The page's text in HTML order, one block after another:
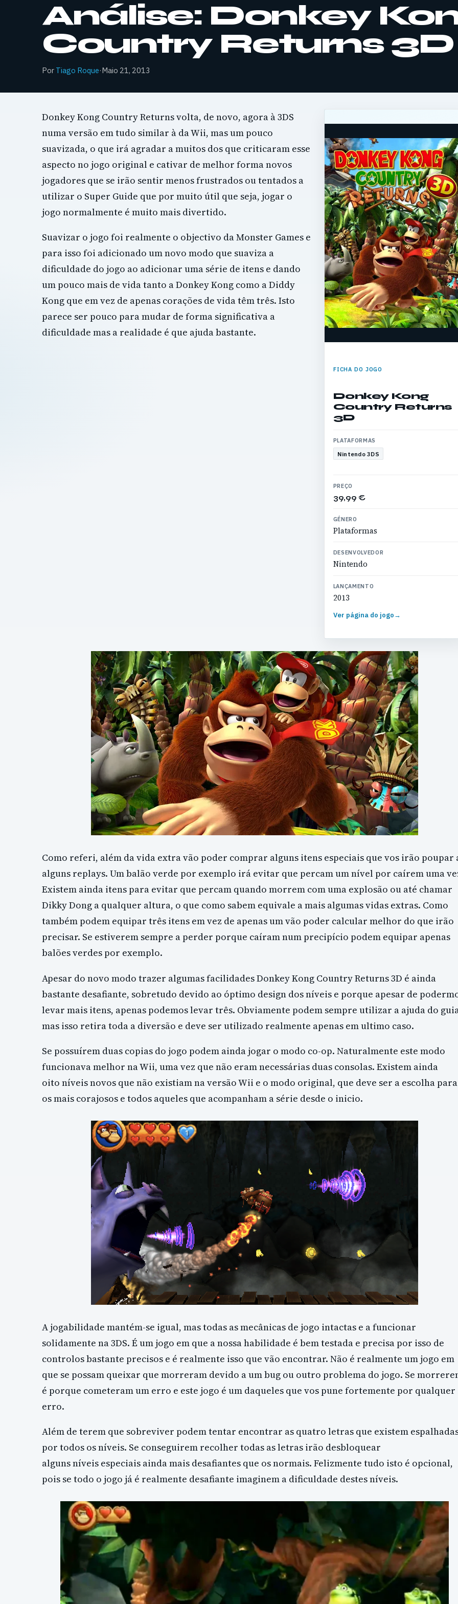
Análise: Donkey
Country Returns 3D
Por Tiago Roque·Maio 21, 2013
FICHA DO JOGO
Donkey Kong
Country Returns
3D
PLATAFORMAS
Nintendo 3DS
PREÇO
39,99 €
GÉNERO
Plataformas
DESENVOLVEDOR
Nintendo
LANÇAMENTO
2013
Ver página do jogo→
Donkey Kong Country Returns volta, de novo, agora à 3DS
numa versão em tudo similar à da Wii, mas um pouco
suavizada, o que irá agradar a muitos dos que criticaram esse
aspecto no jogo original e cativar de melhor forma novos
jogadores que se irão sentir menos frustrados ou tentados a
utilizar o Super Guide que por muito útil que seja, jogar o
jogo normalmente é muito mais divertido.
Suavizar o jogo foi realmente o objectivo da Monster Games e
para isso foi adicionado um novo modo que suaviza a
dificuldade do jogo ao adicionar uma série de itens e dando
um pouco mais de vida tanto a Donkey Kong como a Diddy
Kong que em vez de apenas corações de vida têm três. Isto
parece ser pouco para mudar de forma significativa a
dificuldade mas a realidade é que ajuda bastante.
Como referi, além da vida extra vão poder comprar alguns itens especiais que vos irão poupar
alguns replays. Um balão verde por exemplo irá evitar que percam um nível por caírem uma
Existem ainda itens para evitar que percam quando morrem com uma explosão ou até chamar
Dikky Dong a qualquer altura, o que como sabem equivale a mais algumas vidas extras. Como
também podem equipar três itens em vez de apenas um vão poder calcular melhor do que irão
precisar. Se estiverem sempre a perder porque caíram num precipício podem equipar apenas
balões verdes por exemplo.
Apesar do novo modo trazer algumas facilidades Donkey Kong Country Returns 3D é ainda
bastante desafiante, sobretudo devido ao óptimo design dos níveis e porque apesar de
levar mais itens, apenas podemos levar três. Obviamente podem sempre utilizar a ajuda do
mas isso retira toda a diversão e deve ser utilizado realmente apenas em ultimo caso.
Se possuírem duas copias do jogo podem ainda jogar o modo co-op. Naturalmente este modo
funcionava melhor na Wii, uma vez que não eram necessárias duas consolas. Existem ainda
oito níveis novos que não existiam na versão Wii e o modo original, que deve ser a escolha para
os mais corajosos e todos aqueles que acompanham a série desde o inicio.
A jogabilidade mantém-se igual, mas todas as mecânicas de jogo intactas e a funcionar
solidamente na 3DS. É um jogo em que a nossa habilidade é bem testada e precisa por isso de
controlos bastante precisos e é realmente isso que vão encontrar. Não é realmente um jogo em
que se possam queixar que morreram devido a um bug ou outro problema do jogo. Se
é porque cometeram um erro e este jogo é um daqueles que vos pune fortemente por qualquer
erro.
Além de terem que sobreviver podem tentar encontrar as quatro letras que existem
por todos os níveis. Se conseguirem recolher todas as letras irão desbloquear
alguns níveis especiais ainda mais desafiantes que os normais. Felizmente tudo isto é opcional,
pois se todo o jogo já é realmente desafiante imaginem a dificuldade destes níveis.